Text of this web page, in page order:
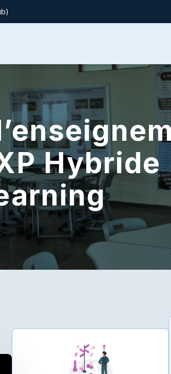
Hybride